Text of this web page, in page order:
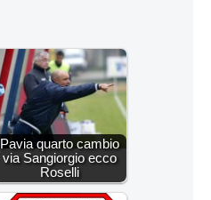
Pavia quarto cambio
via Sangiorgio ecco
Roselli